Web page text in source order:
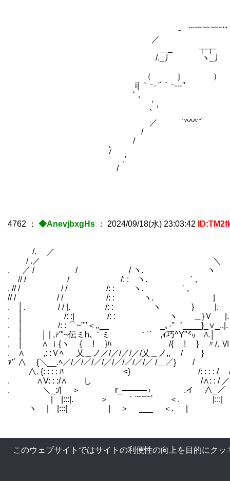
‐ ¨¨￣￣￣¨"''
／
＿_ ┬‐┬‐
/._丿 ヽ_
（ j
i| ｀ｰ- '´｀ｰ--‐'′ i| 肉体
‘，
‘，
` `
／
/ /
/ i|
冫 i|
,′ i|
/ i|
4762 ： ◆AnevjbxgHs ： 2024/09/18(水) 23:03:42
/. ／
/ .／ ＼
. ／ / / / ヽ. ヽ
// / / /: : ヽ. '，
. // / / / /: : ヽ. '，
// / / / /: : ヽ. |
. │. / / |. /: : ヽ } |. |⌒ﾆ
. │ /: :| /: : ヽ ＿}Ｖ |. │ | ＼
. │ /: : ⌒~"''＜,,__ _､-''゛
. │ │ | ,ｧ'"~伝ミh､｀ミ ｀¨´ ,ｨ巧^Y"㍉ ﾊ
. │ ∧ ｉ{ヽ { ! }ﾊ /{ ! } 〃/. Ⅵ
. ∧ ,: :Ｖﾍ 乂＿ノ／/／/／/／/乂＿ノ,, / } ＼＿＿
ｧ'´ ∧ {＼__.ﾍ／/／/／/／/／/／/／/／/／ /＿
∧. {: : : : ﾊ <} /: : : : /
. ∧V: : :/∧ し /∧: : / ／/￣
. ＼_:/| ＞ r_―――ｭ .イ ∧_
| |:::|. ＞ ｀¨¨¨¨¨¨´ ＜.
ヽ | |:::| | ＞ ___ ＜. |
このウェブサイトではサイトの利便性の向上を目的にク